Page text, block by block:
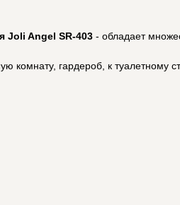
Joli Angel SR-403 - обладает
комнату, гардероб, к туалетному